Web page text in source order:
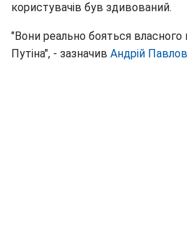
користувачів був здивований.
"Вони реально бояться власного
Путіна", - зазначив Андрій